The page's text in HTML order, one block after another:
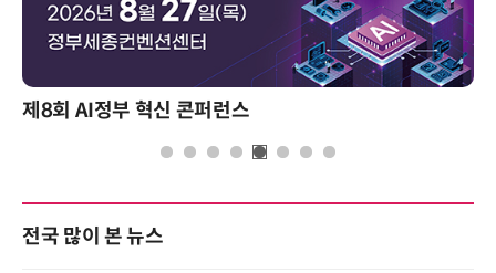
8회 AI정부 혁신 콘퍼런스
전국 많이 본 뉴스